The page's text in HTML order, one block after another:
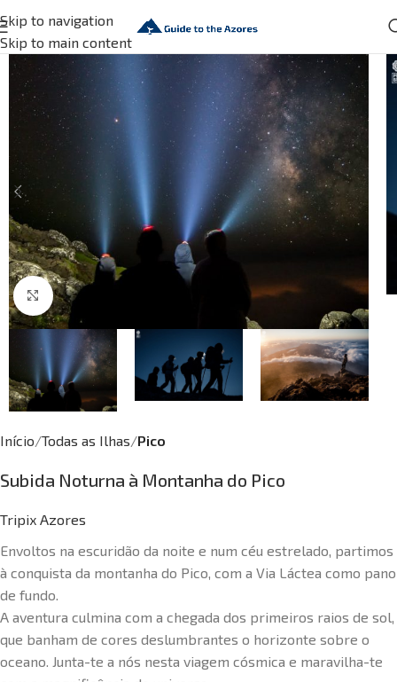
Skip to navigation
Skip to main content
Click to enlarge
Início Todas as Ilhas Pico
Subida Noturna à Montanha do Pico
Tripix Azores
Envoltos na escuridão da noite e num céu estrelado, partimos
à conquista da montanha do Pico, com a Via Láctea como pano
de fundo.
A aventura culmina com a chegada dos primeiros raios de sol,
que banham de cores deslumbrantes o horizonte sobre o
oceano. Junta-te a nós nesta viagem cósmica e maravilha-te